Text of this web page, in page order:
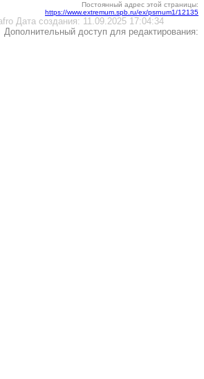
Постоянный адрес этой страницы:
https://www.extremum.spb.ru/ex/psrnum1/12135
Дата создания: 11.09.2025 17:04:34
Дополнительный доступ для редактирования: